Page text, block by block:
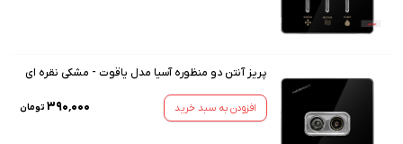
پریز آنتن دو منظوره آسیا مدل یاقوت - مشکی نقره ای
افزودن به سبد خرید ۳۹۰٬۰۰۰ تومان